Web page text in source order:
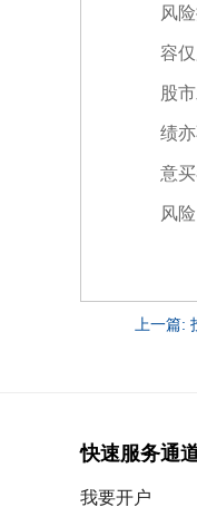
风
容
股
绩
意
风
上一篇:
快速服务通
我要开户